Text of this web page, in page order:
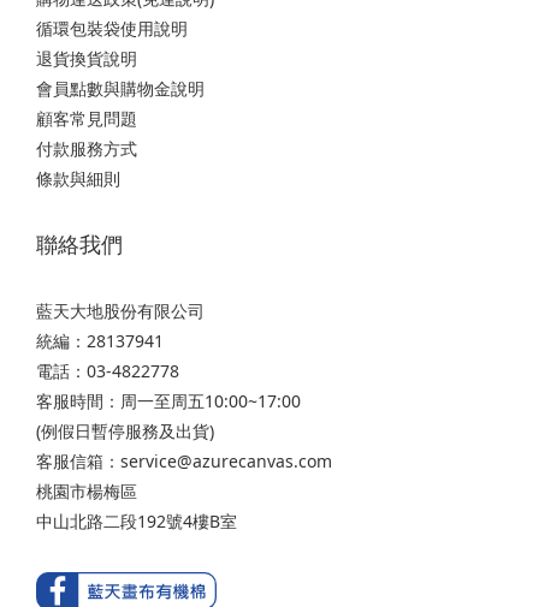
循環包裝袋使用說明
退貨換貨說明
會員點數與購物金說明
顧客常見問題
付款服務方式
條款與細則
聯絡我們
藍天大地股份有限公司
統編：28137941
電話：03-4822778
客服時間：周一至周五10:00~17:00
(例假日暫停服務及出貨)
客服信箱：service@azurecanvas.com
桃園市楊梅區
中山北路二段192號4樓B室